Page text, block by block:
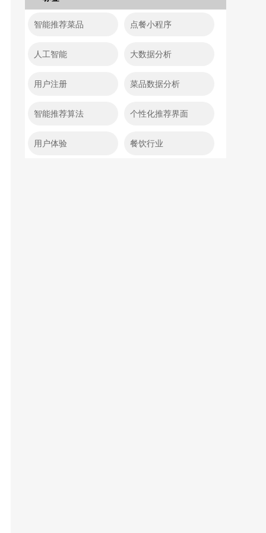
智能推荐菜品 点餐小程序
人工智能 大数据分析
用户注册 菜品数据分析
智能推荐算法 个性化推荐界面
用户体验 餐饮行业